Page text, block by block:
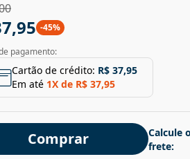
-45%
pagamento:
Cartão de crédito: R$ 37,95
Em até 1X de R$ 37,95
Comprar
Calcule
frete: